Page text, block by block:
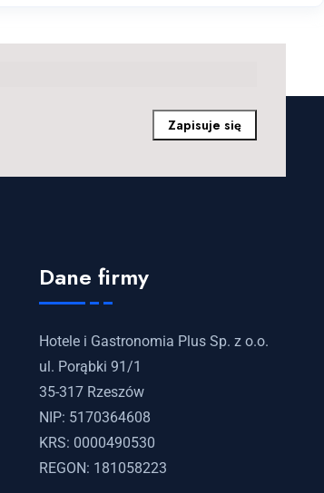
Zapisuje się
Dane firmy
Hotele i Gastronomia Plus Sp. z o.o.
ul. Porąbki 91/1
35-317 Rzeszów
NIP: 5170364608
KRS: 0000490530
REGON: 181058223